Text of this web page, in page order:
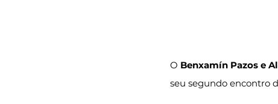
O Benxamín Pazos e
seu segundo encontro